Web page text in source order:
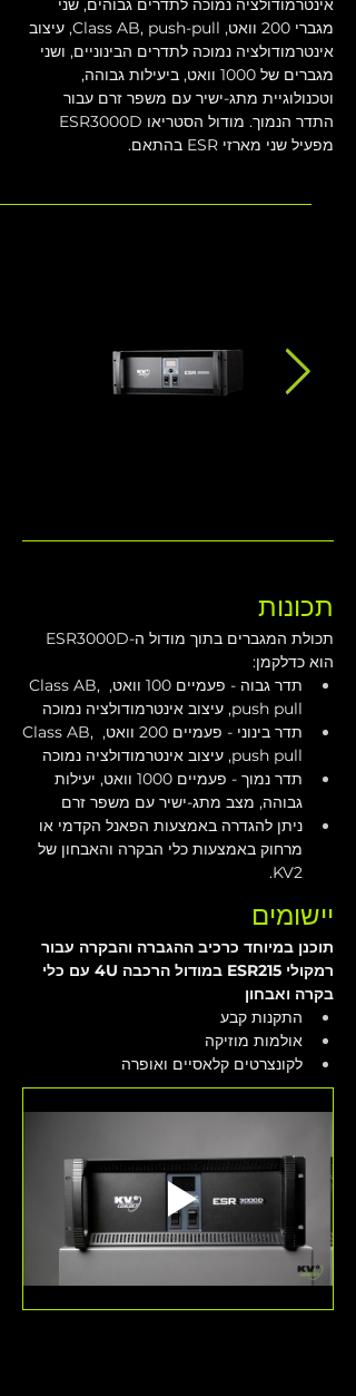
אינטרמודולציה נמוכה לתדרים גבוהים, שני
מגברי 200 וואט, Class AB, push-pull, עיצוב
אינטרמודולציה נמוכה לתדרים הבינוניים, ושני
מגברים של 1000 וואט, ביעילות גבוהה,
וטכנולוגיית מתג-ישיר עם משפר זרם עבור
מפעיל שני מארזי ESR בהתאם.
תכונות
הוא כדלקמן:
תדר גבוה - פעמיים 100 וואט, Class AB,
push pull, עיצוב אינטרמודולציה נמוכה
תדר בינוני - פעמיים 200 וואט, Class AB,
push pull, עיצוב אינטרמודולציה נמוכה
תדר נמוך - פעמיים 1000 וואט, יעילות
גבוהה, מצב מתג-ישיר עם משפר זרם
ניתן להגדרה באמצעות הפאנל הקדמי או
מרחוק באמצעות כלי הבקרה והאבחון של
KV2.
יישומים
תוכנן במיוחד כרכיב ההגברה והבקרה עבור
רמקולי ESR215 במודול הרכבה 4U עם כלי
בקרה ואבחון​
התקנות קבע
אולמות מוזיקה
לקונצרטים קלאסיים ואופרה